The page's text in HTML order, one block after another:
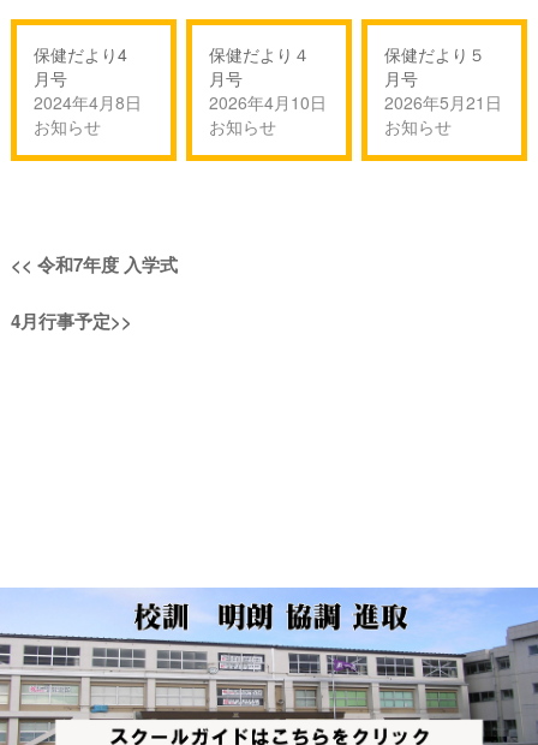
保健だより4
月号
2024年4月8日
お知らせ
保健だより４
月号
2026年4月10日
お知らせ
保健だより５
月号
2026年5月21日
お知らせ
投
稿
ョ
ン
<< 過
の
令和7年度 入学式
次
4月行事予定>>